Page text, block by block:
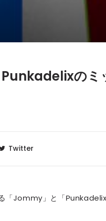
のミ
Twitter
「Jommy」と「Punkadelix